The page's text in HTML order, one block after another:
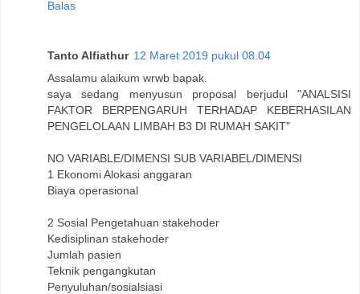
Balas
Tanto Alfiathur 12 Maret 2019 pukul 08.04
Assalamu alaikum wrwb bapak.
saya sedang menyusun proposal berjudul "ANALSISI
FAKTOR BERPENGARUH TERHADAP KEBERHASILAN
PENGELOLAAN LIMBAH B3 DI RUMAH SAKIT"
NO VARIABLE/DIMENSI SUB VARIABEL/DIMENSI
1 Ekonomi Alokasi anggaran
Biaya operasional
2 Sosial Pengetahuan stakehoder
Kedisiplinan stakehoder
Jumlah pasien
Teknik pengangkutan
Penyuluhan/sosialsiasi